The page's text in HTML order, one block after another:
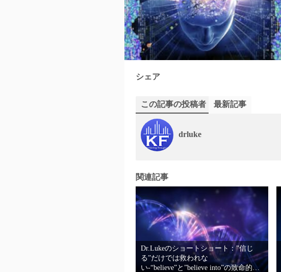
シェア
この記事の投稿者 最新記事
drluke
関連記事
Dr.Lukeのショートショート：”信じ
る”だけでは救われな
い-“believe”と”believe into”の致命的な